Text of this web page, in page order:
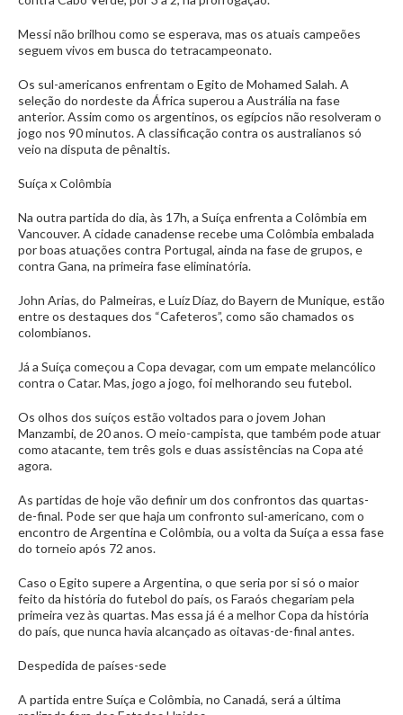
Messi não brilhou como se esperava, mas os atuais campeões
seguem vivos em busca do tetracampeonato.
Os sul-americanos enfrentam o Egito de Mohamed Salah. A
seleção do nordeste da África superou a Austrália na fase
anterior. Assim como os argentinos, os egípcios não resolveram o
jogo nos 90 minutos. A classificação contra os australianos só
veio na disputa de pênaltis.
Suíça x Colômbia
Na outra partida do dia, às 17h, a Suíça enfrenta a Colômbia em
Vancouver. A cidade canadense recebe uma Colômbia embalada
por boas atuações contra Portugal, ainda na fase de grupos, e
contra Gana, na primeira fase eliminatória.
John Arias, do Palmeiras, e Luíz Díaz, do Bayern de Munique, estão
entre os destaques dos “Cafeteros”, como são chamados os
colombianos.
Já a Suíça começou a Copa devagar, com um empate melancólico
contra o Catar. Mas, jogo a jogo, foi melhorando seu futebol.
Os olhos dos suíços estão voltados para o jovem Johan
Manzambi, de 20 anos. O meio-campista, que também pode atuar
como atacante, tem três gols e duas assistências na Copa até
agora.
As partidas de hoje vão definir um dos confrontos das quartas-
de-final. Pode ser que haja um confronto sul-americano, com o
encontro de Argentina e Colômbia, ou a volta da Suíça a essa fase
do torneio após 72 anos.
Caso o Egito supere a Argentina, o que seria por si só o maior
feito da história do futebol do país, os Faraós chegariam pela
primeira vez às quartas. Mas essa já é a melhor Copa da história
do país, que nunca havia alcançado as oitavas-de-final antes.
Despedida de países-sede
A partida entre Suíça e Colômbia, no Canadá, será a última